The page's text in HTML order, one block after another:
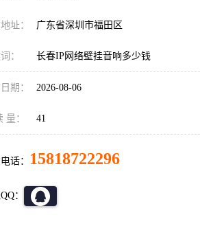
址： 广东省深圳市福田区
： 长春IP网络壁挂音响多少钱
期： 2026-08-06
量： 41
话： 15818722296
：